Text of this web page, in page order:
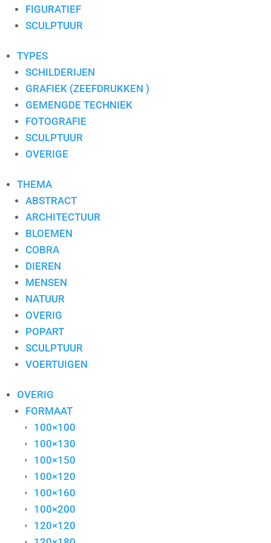
RONALD BOONACKER
S. PAULISSEN
SJER JACOBS
SUSAN RUITER
THEO KOSTER
THEO ONNES
TINEKE ROIJMANS
VAN DAM
VAN DER MADE
WIL WILLEMSE
FIGURATIEF
SCULPTUUR
TYPES
SCHILDERIJEN
GRAFIEK (ZEEFDRUKKEN )
GEMENGDE TECHNIEK
FOTOGRAFIE
SCULPTUUR
OVERIGE
THEMA
ABSTRACT
ARCHITECTUUR
BLOEMEN
COBRA
DIEREN
MENSEN
NATUUR
OVERIG
POPART
SCULPTUUR
VOERTUIGEN
OVERIG
FORMAAT
100×100
100×130
100×150
100×120
100×160
100×200
120×120